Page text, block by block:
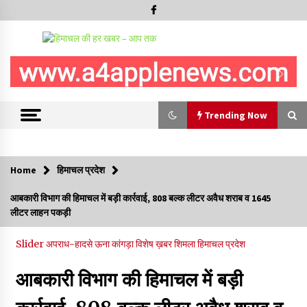
Trending Now
5 किलो अफीम डोडा/पोस्त बरामदगी मामले में कुल्लू सैंज से मुख्य सप्लायर
गिरफ्तार
09/08/2026
सुधीर शर्मा अपनी बोल-वाणी सुधारें, हिमाचली संस्कृति के अनुरूप करें भाषा का
08/08/2026
Home हिमाचल प्रदेश
आबकारी विभाग की हिमाचल में बड़ी कार्रवाई, 808 बल्क लीटर अवैध शराब व 1645
लीटर लाहन पकड़ी
Sliderअपराध-हादसेऊनाकांगड़ाविशेष ख़बरशिमलाहिमाचल प्रदेश
आबकारी विभाग की हिमाचल में बड़ी